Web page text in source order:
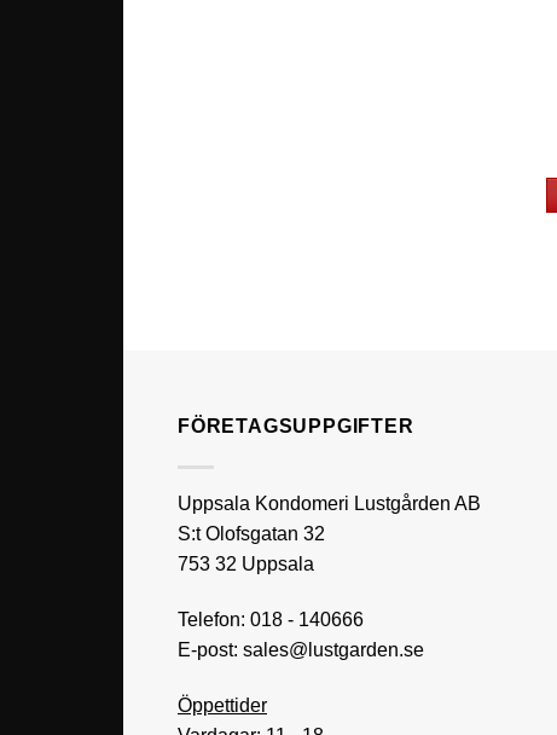
FÖRETAGSUPPGIFTER
Uppsala Kondomeri Lustgården AB
S:t Olofsgatan 32
753 32 Uppsala
Telefon: 018 - 140666
E-post: sales@lustgarden.se
Öppettider